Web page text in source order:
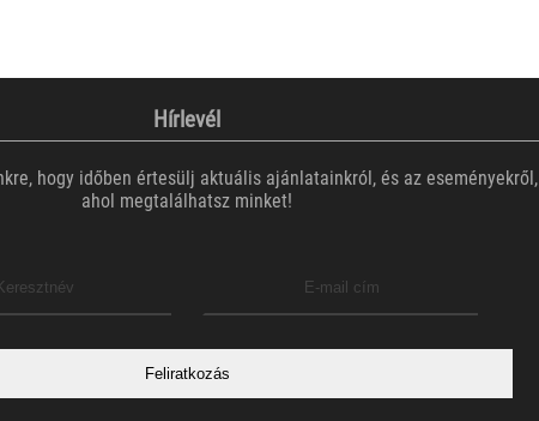
Hírlevél
hogy időben értesülj aktuális ajánlatainkról, és az eseményekről,
ahol megtalálhatsz minket!